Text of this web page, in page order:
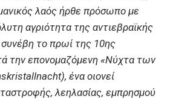
λαός ήρθε πρόσωπο με
αγριότητα της αντιεβραϊκής
το πρωί της 10ης
την επονομαζόμενη «Νύχτα των
ένα οιονεί
λεηλασίας, εμπρησμού